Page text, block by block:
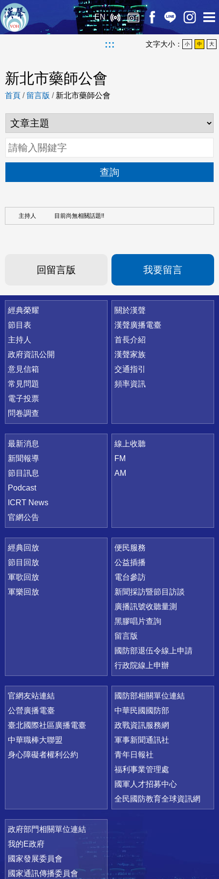
EN
::: 文字大小： 小 中 大
新北市藥師公會
首頁 / 留言版 / 新北市藥師公會
查詢
目前尚無相關話題!!
回留言版 我要留言
快速連結
經典榮耀
節目表
主持人
政府資訊公開
意見信箱
常見問題
電子投票
問卷調查
關於漢聲
漢聲廣播電臺
首長介紹
漢聲家族
交通指引
頻率資訊
最新消息
新聞報導
節目訊息
Podcast
ICRT News
官網公告
線上收聽
FM
AM
經典回放
節目回放
軍歌回放
軍樂回放
便民服務
公益插播
電台參訪
新聞採訪暨節目訪談
廣播訊號收聽量測
黑膠唱片查詢
留言版
國防部退伍令線上申請
行政院線上申辦
官網友站連結
公營廣播電臺
臺北國際社區廣播電臺
中華職棒大聯盟
身心障礙者權利公約
國防部相關單位連結
中華民國國防部
政戰資訊服務網
軍事新聞通訊社
青年日報社
福利事業管理處
國軍人才招募中心
全民國防教育全球資訊網
政府部門相關單位連結
我的E政府
國家發展委員會
國家通訊傳播委員會